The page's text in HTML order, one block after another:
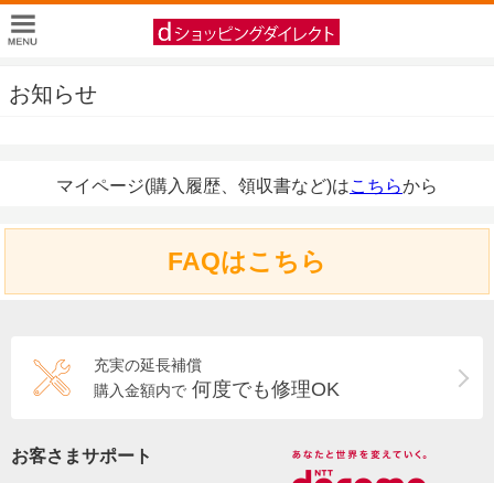
お知らせ
マイページ(購入履歴、領収書など)はこちらから
FAQはこちら
充実の延長補償
購入金額内で 何度でも修理OK
お客さまサポート